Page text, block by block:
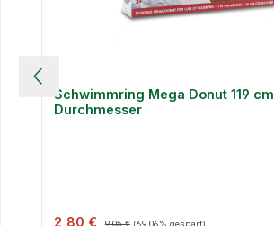
Schwimmring Mega Donut 119 cm
Durchmesser
Verkaufspreis:
2,80 € 9,05 € (69.06% gespart)